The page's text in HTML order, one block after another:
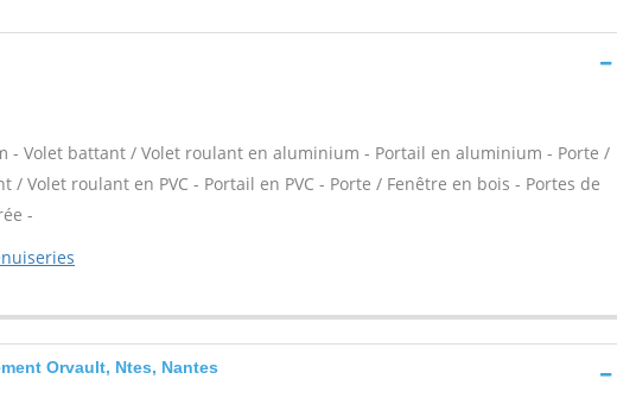
- Volet battant / Volet roulant en aluminium - Portail en aluminium - Porte /
/ Volet roulant en PVC - Portail en PVC - Porte / Fenêtre en bois - Portes de
-
Orvault, Ntes, Nantes